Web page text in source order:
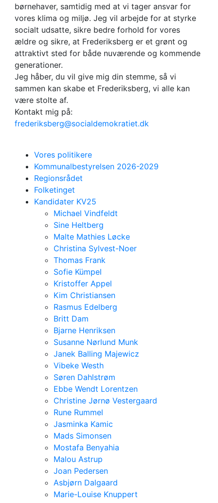
børnehaver, samtidig med at vi tager ansvar for
vores klima og miljø. Jeg vil arbejde for at styrke
socialt udsatte, sikre bedre forhold for vores
ældre og sikre, at Frederiksberg er et grønt og
attraktivt sted for både nuværende og kommende
generationer.
Jeg håber, du vil give mig din stemme, så vi
sammen kan skabe et Frederiksberg, vi alle kan
være stolte af.
Kontakt mig på:
frederiksberg@socialdemokratiet.dk
Vores politikere
Kommunalbestyrelsen 2026-2029
Regionsrådet
Folketinget
Kandidater KV25
Michael Vindfeldt
Sine Heltberg
Malte Mathies Løcke
Christina Sylvest-Noer
Thomas Frank
Sofie Kümpel
Kristoffer Appel
Kim Christiansen
Rasmus Edelberg
Britt Dam
Bjarne Henriksen
Susanne Nørlund Munk
Janek Balling Majewicz
Vibeke Westh
Søren Dahlstrøm
Ebbe Wendt Lorentzen
Christine Jørnø Vestergaard
Rune Rummel
Jasminka Kamic
Mads Simonsen
Mostafa Benyahia
Malou Astrup
Joan Pedersen
Asbjørn Dalgaard
Marie-Louise Knuppert